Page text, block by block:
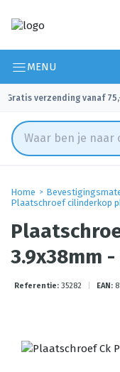
MENU
Gratis verzending vanaf
Home
Plaatschroef cilinderkop
3.9x38mm
Referentie: 35282 EAN: